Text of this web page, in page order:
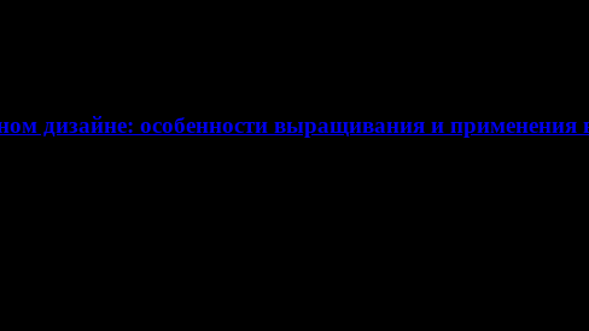
дизайне: особенности выращивания и